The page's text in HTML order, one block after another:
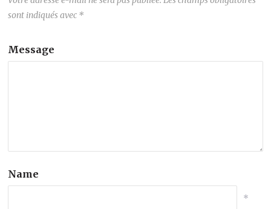
sont indiqués avec *
Message
Name
*